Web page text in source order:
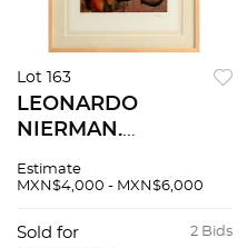
Lot 163
LEONARDO
NIERMAN.
Firmada. Litografía
medidas totales
Estimate
MXN$4,000 - MXN$6,000
2 Bids
Sold for